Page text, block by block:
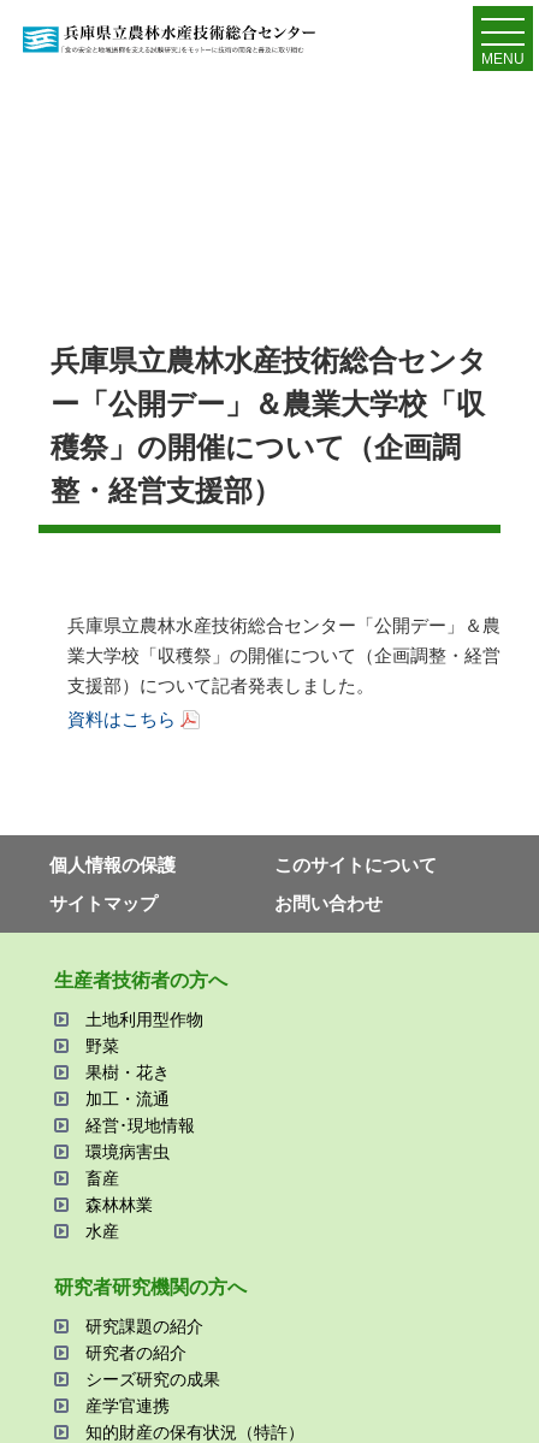
MENU
兵庫県立農林水産技術総合センタ
ー「公開デー」＆農業大学校「収
穫祭」の開催について（企画調
整・経営支援部）
兵庫県立農林水産技術総合センター「公開デー」＆農
業大学校「収穫祭」の開催について（企画調整・経営
支援部）について記者発表しました。
資料はこちら
個⼈情報の保護
このサイトについて
サイトマップ
お問い合わせ
⽣産者技術者の⽅へ
⼟地利⽤型作物
野菜
果樹・花き
加⼯・流通
経営･現地情報
環境病害⾍
畜産
森林林業
⽔産
研究者研究機関の⽅へ
研究課題の紹介
研究者の紹介
シーズ研究の成果
産学官連携
知的財産の保有状況（特許）